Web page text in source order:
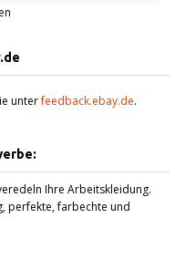
unterfeedback.ebay.de.
Ihre Arbeitskleidung.
perfekte, farbechte und